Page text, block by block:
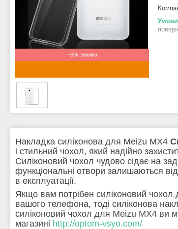
–5%
Накладка силіконова для Meizu MX4
і стильний чохол, який надійно
Силіконовий чохол чудово сідає на
функціональні отвори залишаються
в експлуатації.
Якщо вам потрібен силіконовий чохол
вашого телефона, тоді силіконова
силіконовий чохол для Meizu MX4 ви
магазині http://optom-vsyo.com/